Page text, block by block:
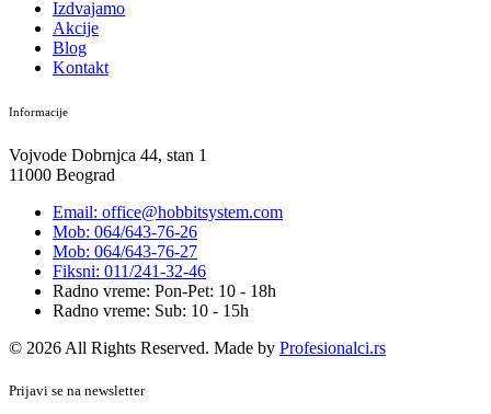
Izdvajamo
Akcije
Blog
Kontakt
Informacije
Vojvode Dobrnjca 44, stan 1
11000 Beograd
Email: office@hobbitsystem.com
Mob: 064/643-76-26
Mob: 064/643-76-27
Fiksni: 011/241-32-46
Radno vreme: Pon-Pet: 10 - 18h
Radno vreme: Sub: 10 - 15h
© 2026 All Rights Reserved. Made by Profesionalci.rs
Prijavi se na newsletter